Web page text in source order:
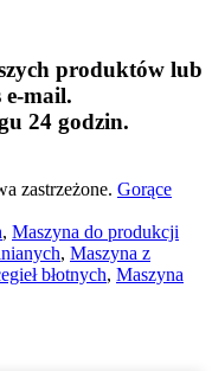
produktów lub
e-mail.
24 godzin.
zastrzeżone. Gorące
, Maszyna do produkcji
, Maszyna z
błotnych, Maszyna